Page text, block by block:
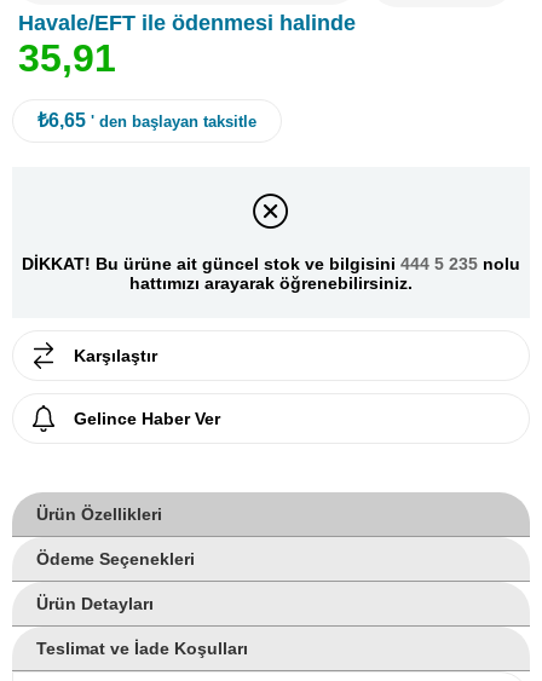
Havale/EFT ile ödenmesi halinde
35,91
₺6,65 ' den başlayan taksitle
DİKKAT! Bu ürüne ait güncel stok ve bilgisini 444 5 235 nolu
hattımızı arayarak öğrenebilirsiniz.
Karşılaştır
Gelince Haber Ver
Ürün Özellikleri
Ödeme Seçenekleri
Ürün Detayları
Teslimat ve İade Koşulları